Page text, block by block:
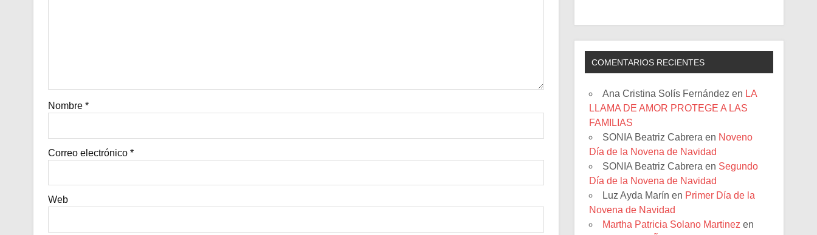
Nombre *
Correo electrónico *
Web
COMENTARIOS RECIENTES
Ana Cristina Solís Fernández en LA
LLAMA DE AMOR PROTEGE A LAS
FAMILIAS
SONIA Beatriz Cabrera en Noveno
Día de la Novena de Navidad
SONIA Beatriz Cabrera en Segundo
Día de la Novena de Navidad
Luz Ayda Marín en Primer Día de la
Novena de Navidad
Martha Patricia Solano Martinez en